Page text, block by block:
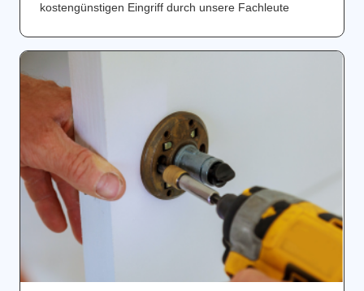
kostengünstigen Eingriff durch unsere Fachleute